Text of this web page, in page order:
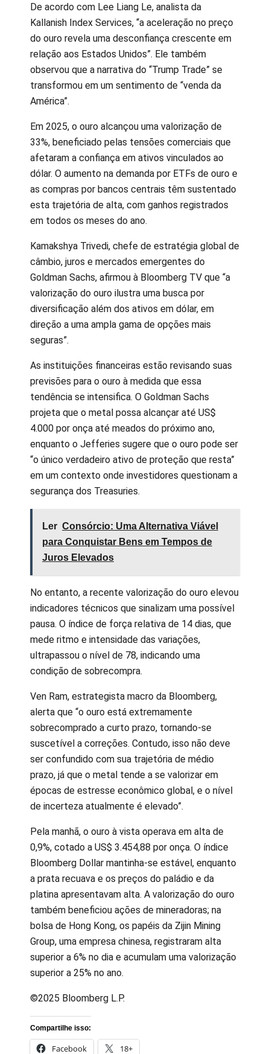
De acordo com Lee Liang Le, analista da
Kallanish Index Services, “a aceleração no preço
do ouro revela uma desconfiança crescente em
relação aos Estados Unidos”. Ele também
observou que a narrativa do “Trump Trade” se
transformou em um sentimento de “venda da
América”.
Em 2025, o ouro alcançou uma valorização de
33%, beneficiado pelas tensões comerciais que
afetaram a confiança em ativos vinculados ao
dólar. O aumento na demanda por ETFs de ouro e
as compras por bancos centrais têm sustentado
esta trajetória de alta, com ganhos registrados
em todos os meses do ano.
Kamakshya Trivedi, chefe de estratégia global de
câmbio, juros e mercados emergentes do
Goldman Sachs, afirmou à Bloomberg TV que “a
valorização do ouro ilustra uma busca por
diversificação além dos ativos em dólar, em
direção a uma ampla gama de opções mais
seguras”.
As instituições financeiras estão revisando suas
previsões para o ouro à medida que essa
tendência se intensifica. O Goldman Sachs
projeta que o metal possa alcançar até US$
4.000 por onça até meados do próximo ano,
enquanto o Jefferies sugere que o ouro pode ser
“o único verdadeiro ativo de proteção que resta”
em um contexto onde investidores questionam a
segurança dos Treasuries.
Ler Consórcio: Uma Alternativa Viável
para Conquistar Bens em Tempos de
Juros Elevados
No entanto, a recente valorização do ouro elevou
indicadores técnicos que sinalizam uma possível
pausa. O índice de força relativa de 14 dias, que
mede ritmo e intensidade das variações,
ultrapassou o nível de 78, indicando uma
condição de sobrecompra.
Ven Ram, estrategista macro da Bloomberg,
alerta que “o ouro está extremamente
sobrecomprado a curto prazo, tornando-se
suscetível a correções. Contudo, isso não deve
ser confundido com sua trajetória de médio
prazo, já que o metal tende a se valorizar em
épocas de estresse econômico global, e o nível
de incerteza atualmente é elevado”.
Pela manhã, o ouro à vista operava em alta de
0,9%, cotado a US$ 3.454,88 por onça. O índice
Bloomberg Dollar mantinha-se estável, enquanto
a prata recuava e os preços do paládio e da
platina apresentavam alta. A valorização do ouro
também beneficiou ações de mineradoras; na
bolsa de Hong Kong, os papéis da Zijin Mining
Group, uma empresa chinesa, registraram alta
superior a 6% no dia e acumulam uma valorização
superior a 25% no ano.
©2025 Bloomberg L.P.
Compartilhe isso:
Facebook 18+